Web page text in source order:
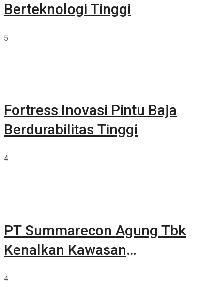
Berteknologi Tinggi
5
Fortress Inovasi Pintu Baja
Berdurabilitas Tinggi
4
PT Summarecon Agung Tbk
Kenalkan Kawasan
4